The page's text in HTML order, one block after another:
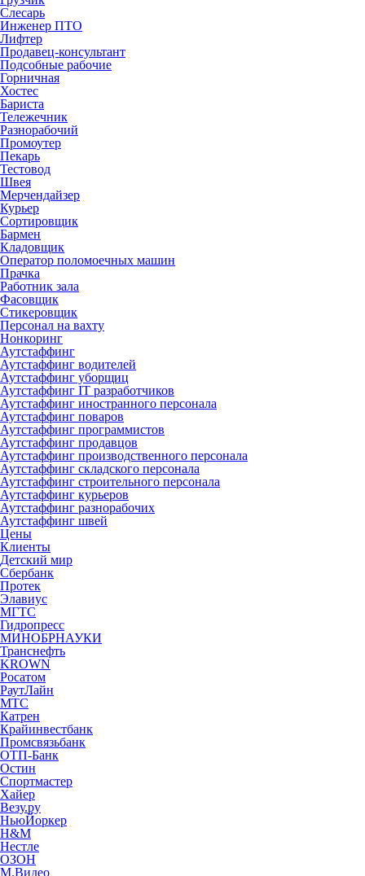
Слесарь
Инженер ПТО
Лифтер
Продавец-консультант
Подсобные рабочие
Горничная
Хостес
Бариста
Тележечник
Разнорабочий
Промоутер
Пекарь
Тестовод
Швея
Мерчендайзер
Курьер
Сортировщик
Бармен
Кладовщик
Оператор поломоечных машин
Прачка
Работник зала
Фасовщик
Стикеровщик
Персонал на вахту
Нонкоринг
Аутстаффинг
Аутстаффинг водителей
Аутстаффинг уборщиц
Аутстаффинг IT разработчиков
Аутстаффинг иностранного персонала
Аутстаффинг поваров
Аутстаффинг программистов
Аутстаффинг продавцов
Аутстаффинг производственного персонала
Аутстаффинг складского персонала
Аутстаффинг строительного персонала
Аутстаффинг курьеров
Аутстаффинг разнорабочих
Аутстаффинг швей
Цены
Клиенты
Детский мир
Сбербанк
Протек
Элавиус
МГТС
Гидропресс
МИНОБРНАУКИ
Транснефть
KROWN
Росатом
РаутЛайн
МТС
Катрен
Крайинвестбанк
Промсвязьбанк
ОТП-Банк
Остин
Спортмастер
Хайер
Везу.ру
НьюЙоркер
H&M
Нестле
ОЗОН
М.Видео